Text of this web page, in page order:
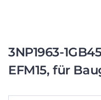
3NP1963-
EFM15, für